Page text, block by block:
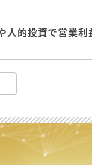
的投資で営業利